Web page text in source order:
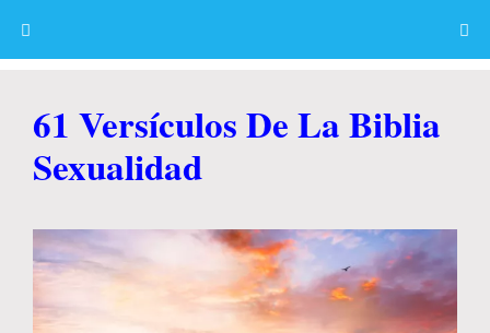
61 Versículos De La Biblia
Sexualidad